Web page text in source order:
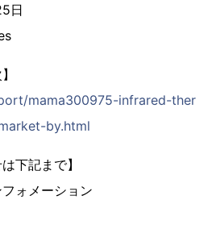
日
mama300975-infrared-ther
by.html
下記まで】
ォメーション